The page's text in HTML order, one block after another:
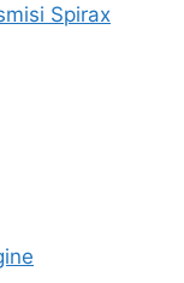
Spirax